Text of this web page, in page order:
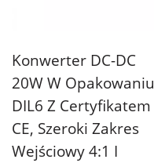
Konwerter DC-DC
20W W Opakowaniu
DIL6 Z Certyfikatem
CE, Szeroki Zakres
Wejściowy 4:1 I